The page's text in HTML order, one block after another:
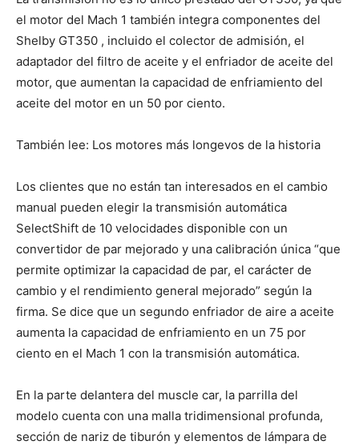
el motor del Mach 1 también integra componentes ​​del
Shelby GT350 , incluido el colector de admisión, el
adaptador del filtro de aceite y el enfriador de aceite del
motor, que aumentan la capacidad de enfriamiento del
aceite del motor en un 50 por ciento.
También lee: Los motores más longevos de la historia
Los clientes que no están tan interesados ​​en el cambio
manual pueden elegir la transmisión automática
SelectShift de 10 velocidades disponible con un
convertidor de par mejorado y una calibración única “que
permite optimizar la capacidad de par, el carácter de
cambio y el rendimiento general mejorado” según la
firma. Se dice que un segundo enfriador de aire a aceite
aumenta la capacidad de enfriamiento en un 75 por
ciento en el Mach 1 con la transmisión automática.
En la parte delantera del muscle car, la parrilla del
modelo cuenta con una malla tridimensional profunda,
sección de nariz de tiburón y elementos de lámpara de